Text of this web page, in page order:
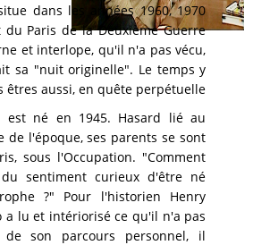
dans les années 1960, 1970
Paris de la Deuxième Guerre
et interlope, qu'il n'a pas vécu,
sa "nuit originelle". Le temps y
êtres aussi, en quête perpétuelle.
est né en 1945. Hasard lié au
de l'époque, ses parents se sont
sous l'Occupation. "Comment
sentiment curieux d'être né
?" Pour l'historien Henry
a lu et intériorisé ce qu'il n'a pas
son parcours personnel, il